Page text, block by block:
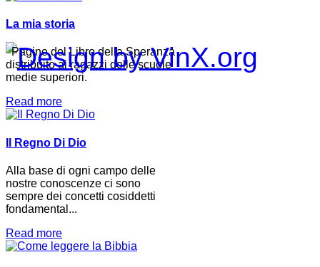
La mia storia
Pagine del Libro della Speranza
distribuito ai ragazzi delle scuole
medie superiori.
Read more
Il Regno Di Dio
Alla base di ogni campo delle
nostre conoscenze ci sono
sempre dei concetti cosiddetti
fondamental...
Read more